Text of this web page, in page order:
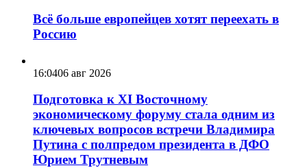
Всё больше европейцев хотят переехать в
Россию
16:0406 авг 2026
Подготовка к XI Восточному
экономическому форуму стала одним из
ключевых вопросов встречи Владимира
Путина с полпредом президента в ДФО
Юрием Трутневым